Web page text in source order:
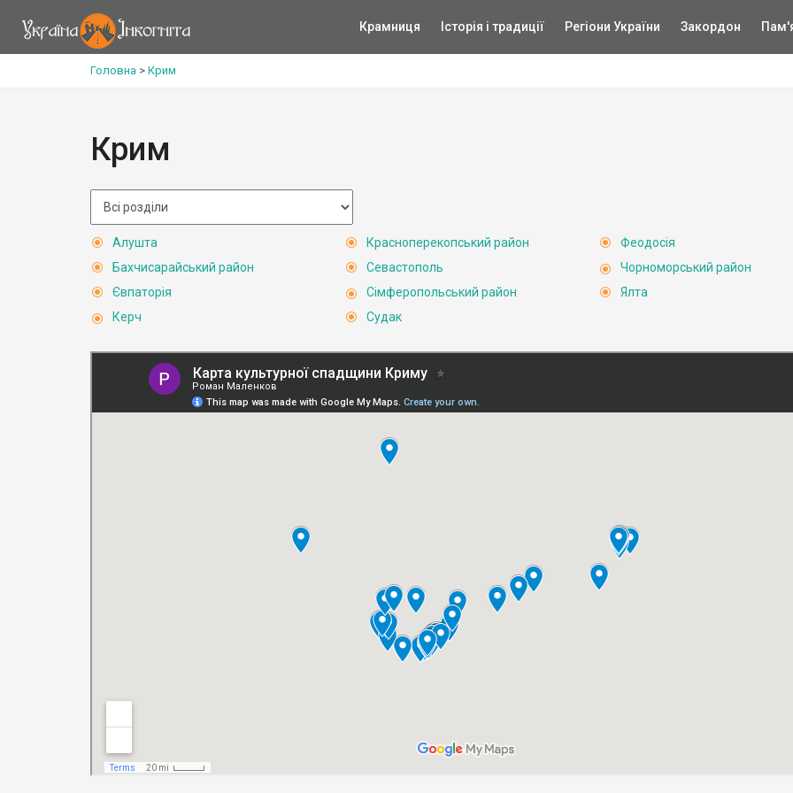
Крамниця Історія і традиції Регіони України Закордон
Головна > Крим
Крим
Алушта
Бахчисарайський район
Євпаторія
Керч
Красноперекопський район
Севастополь
Сімферопольський район
Судак
Феодосія
Чорноморський район
Ялта